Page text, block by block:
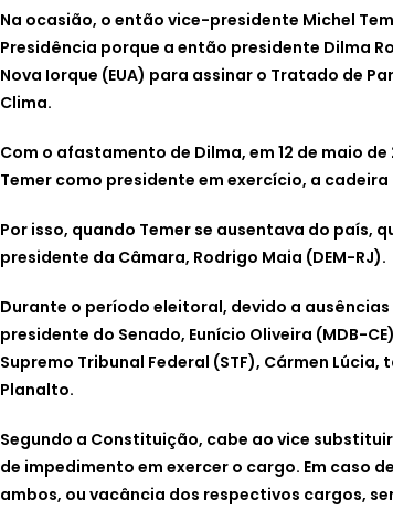
Na ocasião, o então vice-presidente Michel
Presidência porque a então presidente Dilma
Nova Iorque (EUA) para assinar o Tratado de
Clima.
Com o afastamento de Dilma, em 12 de maio de
Temer como presidente em exercício, a
Por isso, quando Temer se ausentava do país,
presidente da Câmara, Rodrigo Maia (DEM-RJ).
Durante o período eleitoral, devido a ausências
presidente do Senado, Eunício Oliveira (MDB-
Supremo Tribunal Federal (STF), Cármen Lúcia,
Planalto.
Segundo a Constituição, cabe ao vice
de impedimento em exercer o cargo. Em caso
ambos, ou vacância dos respectivos cargos,